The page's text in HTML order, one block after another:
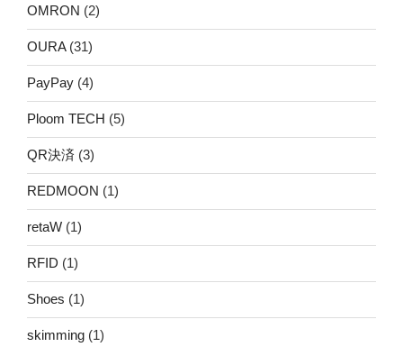
OMRON (2)
OURA(31)
PayPay (4)
Ploom TECH (5)
QR決済 (3)
REDMOON (1)
retaW (1)
RFID (1)
Shoes (1)
skimming (1)